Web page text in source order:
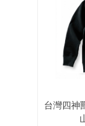
肉爐
海瑞摃
八兩排烤
台灣四神